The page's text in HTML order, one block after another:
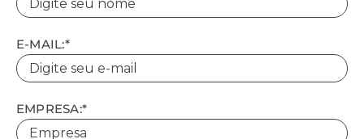
E-MAIL:*
EMPRESA:*